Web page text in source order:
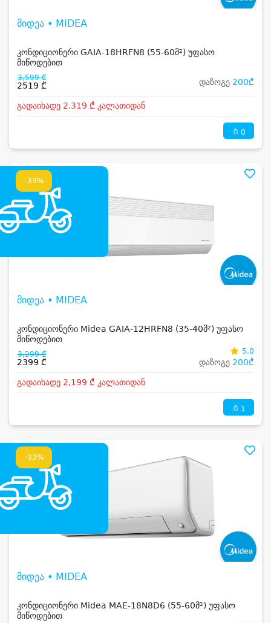
მიდეა • MIDEA
კონდიციონერი GAIA-18HRFN8 (55-60მ²) უფასო
მიწოდებით
3,599 ₾
2519 ₾ დაზოგე 200₾
გადაიხადე 2,319 ₾ კალათიდან
0
-33%
მიდეა • MIDEA
კონდიციონერი Midea GAIA-12HRFN8 (35-40მ²) უფასო
მიწოდებით
3,299 ₾
2399 ₾
5.0
დაზოგე 200₾
გადაიხადე 2,199 ₾ კალათიდან
1
-33%
მიდეა • MIDEA
კონდიციონერი Midea MAE-18N8D6 (55-60მ²) უფასო
მიწოდებით